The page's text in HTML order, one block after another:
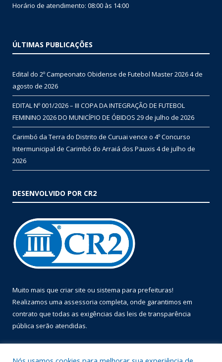
Horário de atendimento: 08:00 às 14:00
ÚLTIMAS PUBLICAÇÕES
Edital do 2º Campeonato Obidense de Futebol Master 20264 de
agosto de 2026
EDITAL Nº 001/2026 – III COPA DA INTEGRAÇÃO DE FUTEBOL
FEMININO 2026 DO MUNICÍPIO DE ÓBIDOS 29 de julho de 2026
Carimbó da Terra do Distrito de Curuai vence o 4º Concurso
Intermunicipal de Carimbó do Arraiá dos Pauxis 4 de julho de
2026
DESENVOLVIDO POR CR2
Muito mais que criar site ou sistema para prefeituras!
Realizamos uma assessoria completa, onde garantimos em
contrato que todas as exigências das leis de transparência
pública serão atendidas.